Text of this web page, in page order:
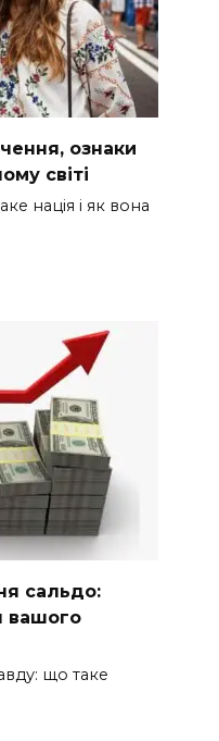
ознаки
світі
нація і як вона
сальдо:
вашого
що таке